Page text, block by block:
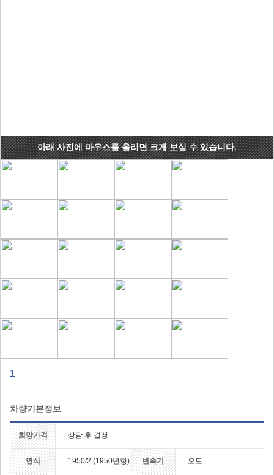
아래 사진에 마우스를 올리면 크게 보실 수 있습니다.
1
차량기본정보
희망가격 상담 후 결정
연식 1950/2 (1950년형) 변속기 오토